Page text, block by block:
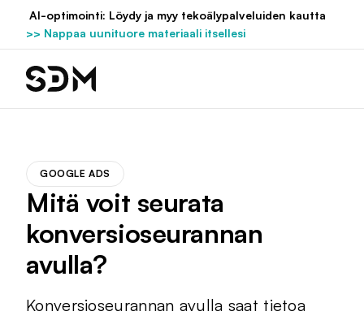
Hyppää
sisältöön
AI-optimointi: Löydy ja myy tekoälypalveluiden kautta
>> Nappaa uunituore materiaali itsellesi
GOOGLE ADS
Mitä voit seurata
konversioseurannan
avulla?
Konversioseurannan avulla saat tietoa